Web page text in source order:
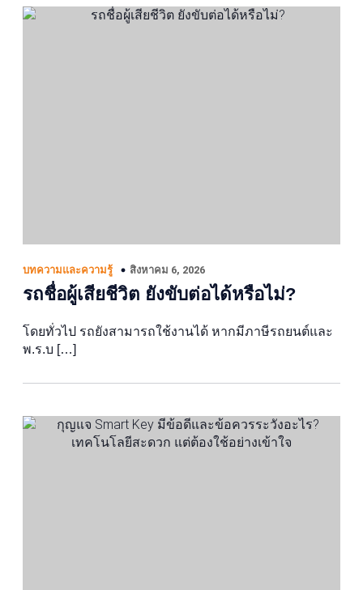
บทความและความรู้ สิงหาคม 6, 2026
รถชื่อผู้เสียชีวิต ยังขับต่อได้หรือไม่?
โดยทั่วไป รถยังสามารถใช้งานได้ หากมีภาษีรถยนต์และ
พ.ร.บ […]